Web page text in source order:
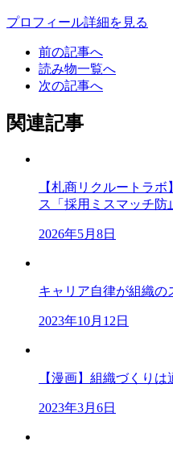
プロフィール詳細を見る
前の記事へ
読み物一覧へ
次の記事へ
関連記事
【札商リクルートラ
ス「採用ミスマッチ防
2026年5月8日
キャリア自律が組織の
2023年10月12日
【漫画】組織づくりは
2023年3月6日